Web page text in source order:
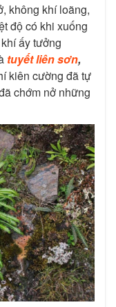
không khí loãng,
độ có khi xuống
ấy tưởng
tuyết liên sơn,
kiên cường đã tự
chớm nở những